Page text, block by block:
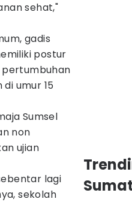
sehat,"
gadis
postur
pertumbuhan
umur 15
Sumsel
non
ujian
lagi
sekolah